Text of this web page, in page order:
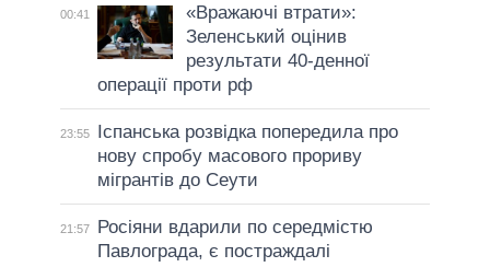
00:41
«Вражаючі втрати»:
Зеленський оцінив
результати 40-денної
операції проти рф
23:55
Іспанська розвідка попередила про
нову спробу масового прориву
мігрантів до Сеути
21:57
Росіяни вдарили по середмістю
Павлограда, є постраждалі